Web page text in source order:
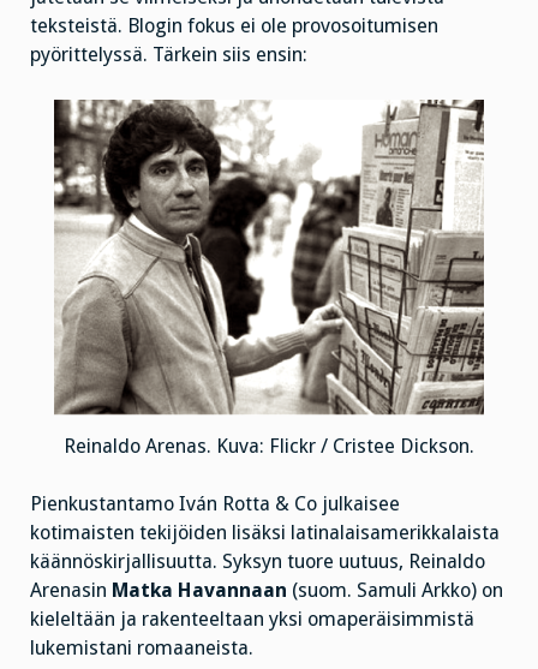
teksteistä. Blogin fokus ei ole provosoitumisen
pyörittelyssä. Tärkein siis ensin:
Reinaldo Arenas. Kuva: Flickr / Cristee Dickson.
Pienkustantamo Iván Rotta & Co julkaisee
kotimaisten tekijöiden lisäksi latinalaisamerikkalaista
käännöskirjallisuutta. Syksyn tuore uutuus, Reinaldo
Arenasin Matka Havannaan (suom. Samuli Arkko) on
kieleltään ja rakenteeltaan yksi omaperäisimmistä
lukemistani romaaneista.